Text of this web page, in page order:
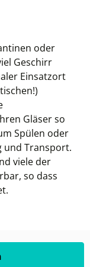
oder
Geschirr
Einsatzort
Gläser so
Spülen oder
und Transport.
viele der
so dass